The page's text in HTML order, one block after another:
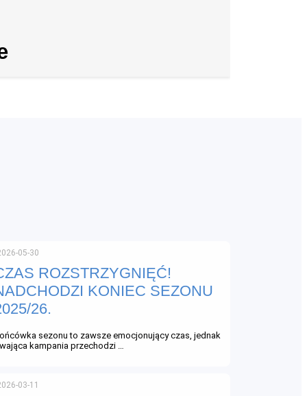
ROZSTRZYGNIĘĆ!
KONIEC SEZONU
26.
05-30
sezonu to zawsze emocjonujący czas, jednak
kampania przechodzi …
03-11